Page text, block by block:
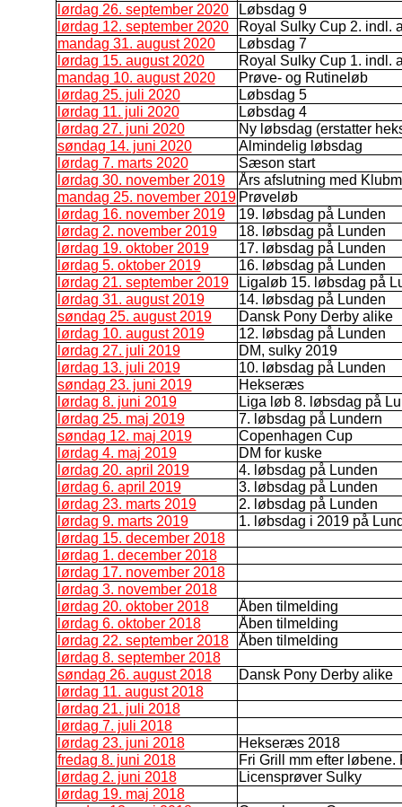
lørdag 26. september 2020
Løbsdag 9
lørdag 12. september 2020
Royal Sulky Cup 2. indl.
mandag 31. august 2020
Løbsdag 7
lørdag 15. august 2020
Royal Sulky Cup 1. indl.
mandag 10. august 2020
Prøve- og Rutineløb
lørdag 25. juli 2020
Løbsdag 5
lørdag 11. juli 2020
Løbsdag 4
lørdag 27. juni 2020
Ny løbsdag (erstatter
søndag 14. juni 2020
Almindelig løbsdag
lørdag 7. marts 2020
Sæson start
lørdag 30. november 2019
Års afslutning med
mandag 25. november 2019 Prøveløb
lørdag 16. november 2019
19. løbsdag på Lunden
lørdag 2. november 2019
18. løbsdag på Lunden
lørdag 19. oktober 2019
17. løbsdag på Lunden
lørdag 5. oktober 2019
16. løbsdag på Lunden
lørdag 21. september 2019
Ligaløb 15. løbsdag på
lørdag 31. august 2019
14. løbsdag på Lunden
søndag 25. august 2019
Dansk Pony Derby alike
lørdag 10. august 2019
12. løbsdag på Lunden
lørdag 27. juli 2019
DM, sulky 2019
lørdag 13. juli 2019
10. løbsdag på Lunden
søndag 23. juni 2019
Hekseræs
lørdag 8. juni 2019
Liga løb 8. løbsdag på
lørdag 25. maj 2019
7. løbsdag på Lundern
søndag 12. maj 2019
Copenhagen Cup
lørdag 4. maj 2019
DM for kuske
lørdag 20. april 2019
4. løbsdag på Lunden
lørdag 6. april 2019
3. løbsdag på Lunden
lørdag 23. marts 2019
2. løbsdag på Lunden
lørdag 9. marts 2019
1. løbsdag i 2019 på
lørdag 15. december 2018
lørdag 1. december 2018
lørdag 17. november 2018
lørdag 3. november 2018
lørdag 20. oktober 2018
Åben tilmelding
lørdag 6. oktober 2018
Åben tilmelding
lørdag 22. september 2018
Åben tilmelding
lørdag 8. september 2018
søndag 26. august 2018
Dansk Pony Derby alike
lørdag 11. august 2018
lørdag 21. juli 2018
lørdag 7. juli 2018
lørdag 23. juni 2018
Hekseræs 2018
fredag 8. juni 2018
Fri Grill mm efter
lørdag 2. juni 2018
Licensprøver Sulky
lørdag 19. maj 2018